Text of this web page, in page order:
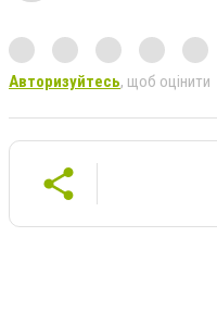
Авторизуйтесь, щоб оцінити